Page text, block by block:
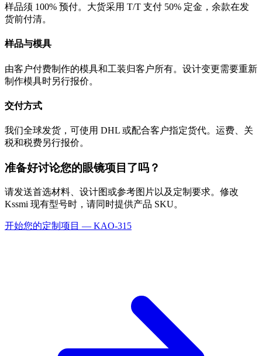
样品须 100% 预付。大货采用 T/T 支付 50% 定金，余款在发
货前付清。
样品与模具
由客户付费制作的模具和工装归客户所有。设计变更需要重新
制作模具时另行报价。
交付方式
我们全球发货，可使用 DHL 或配合客户指定货代。运费、关
税和税费另行报价。
准备好讨论您的眼镜项目了吗？
请发送首选材料、设计图或参考图片以及定制要求。修改
Kssmi 现有型号时，请同时提供产品 SKU。
开始您的定制项目 — KAO-315